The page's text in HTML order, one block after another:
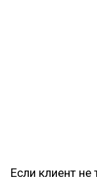
Если клиент